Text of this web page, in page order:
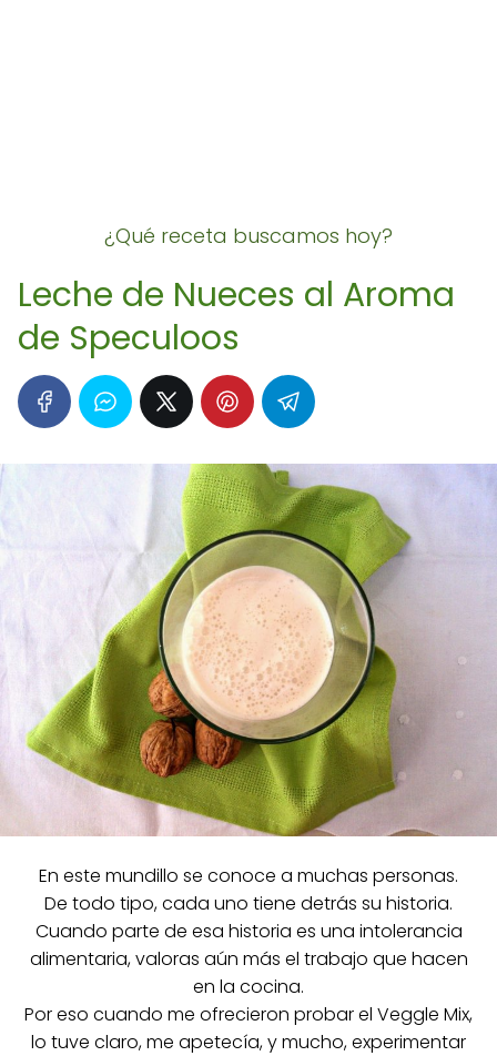
¿Qué receta buscamos hoy?
Leche de Nueces al Aroma
de Speculoos
En este mundillo se conoce a muchas personas.
De todo tipo, cada uno tiene detrás su historia.
Cuando parte de esa historia es una intolerancia
alimentaria, valoras aún más el trabajo que hacen
en la cocina.
Por eso cuando me ofrecieron probar el Veggle Mix,
lo tuve claro, me apetecía, y mucho, experimentar